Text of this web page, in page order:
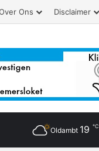
Ons Disclaimer
Oldambt 19 ℃